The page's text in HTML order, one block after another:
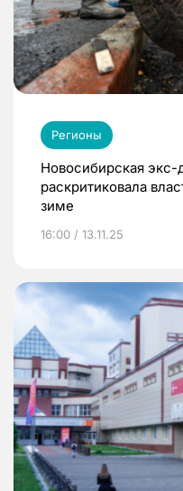
Регионы
Новосибирская экс-
раскритиковала
зиме
16:00 / 13.11.25